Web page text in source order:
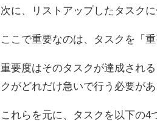
次に、リストアップしたタスクに
ここで重要なのは、タスクを「
重要度はそのタスクが達成され
クがどれだけ急いで行う必要があ
これらを元に、タスクを以下の4